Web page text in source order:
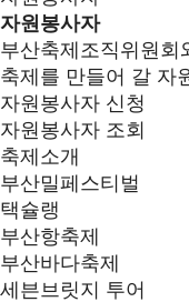
자원봉사자
부산축제조직위원회
축제를 만들어 갈 자
자원봉사자 신청
자원봉사자 조회
축제소개
부산밀페스티벌
택슐랭
부산항축제
부산바다축제
세븐브릿지 투어